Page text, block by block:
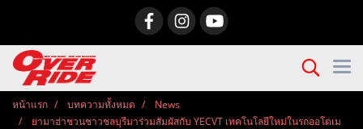
หน้าแรก บทความทั้งหมด
News
ยามาฮ่าชวนชาวชลบุรีมาร่วมสัมผัสกับ YECVT เทคโนโลยีใหม่ในรถออโตเม